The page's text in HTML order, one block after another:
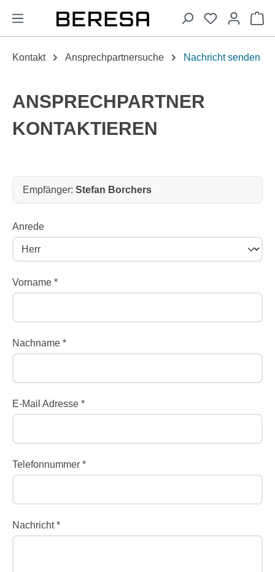
springen
Kontakt Ansprechpartnersuche Nachricht senden
ANSPRECHPARTNER
KONTAKTIEREN
Empfänger:
Empfänger: Stefan Borchers
Anrede
Vorname *
Nachname *
E-Mail Adresse *
Telefonnummer *
Nachricht *